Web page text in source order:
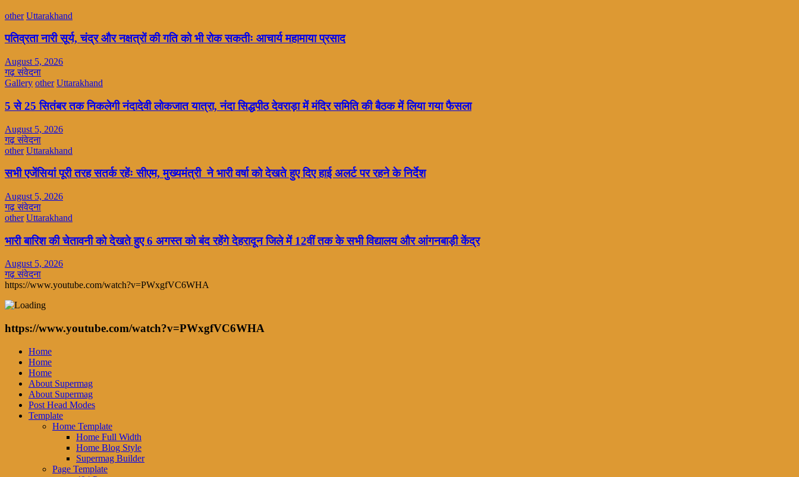
other Uttarakhand
पतिव्रता नारी सूर्य, चंद्र और नक्षत्रों की गति को भी रोक सकतीः आचार्य महामाया प्रसाद
August 5, 2026
गढ़ संवेदना
Gallery other Uttarakhand
5 से 25 सितंबर तक निकलेगी नंदादेवी लोकजात यात्रा, नंदा सिद्धपीठ देवराड़ा में मंदिर समिति की बैठक में लिया गया फैसला
August 5, 2026
गढ़ संवेदना
other Uttarakhand
सभी एजेंसियां पूरी तरह सतर्क रहेंः सीएम, मुख्यमंत्री ने भारी वर्षा को देखते हुए दिए हाई अलर्ट पर रहने के निर्देश
August 5, 2026
गढ़ संवेदना
other Uttarakhand
भारी बारिश की चेतावनी को देखते हुए 6 अगस्त को बंद रहेंगे देहरादून जिले में 12वीं तक के सभी विद्यालय और आंगनबाड़ी केंद्र
August 5, 2026
गढ़ संवेदना
https://www.youtube.com/watch?v=PWxgfVC6WHA
https://www.youtube.com/watch?v=PWxgfVC6WHA
Home
Home
Home
About Supermag
About Supermag
Post Head Modes
Template
Home Template
Home Full Width
Home Blog Style
Supermag Builder
Page Template